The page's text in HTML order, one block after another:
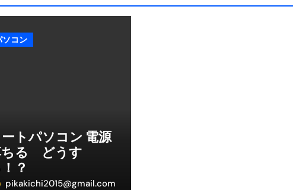
飲むミスト（IN MIST）とは何か──「飲む」という行為を再定義
来を彩る方法――「ただのイベント」を一生の思い出に変える完全
け」じゃない。日常の“重だるさ”を軽くする選択肢
ド｜スマホ対応・防寒・撥水・作業用（ニトリル/ビニール）まで
・肌へのやさしさ・防水・充電方式まで失敗しない選び方
器との違い・タイプ別比較・価格の考え方・失敗しないチェック
：高級クリッパー・ニッパー・電動まで、硬い爪／巻き爪／飛び
ズワイ・タラバ・ポーション・カット済みの選び方と、年末年始
ソコン
ートパソコン 電源
ちる どうす
？
pikakichi2015@gmail.com